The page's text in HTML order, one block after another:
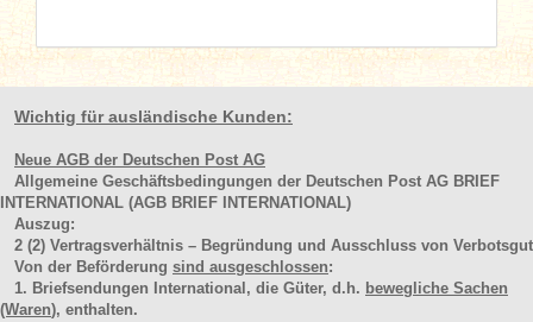
Wichtig für ausländische Kunden:
Neue AGB der Deutschen Post AG
Allgemeine Geschäftsbedingungen der Deutschen Post AG BRIEF
INTERNATIONAL (AGB BRIEF INTERNATIONAL)
Auszug:
2 (2) Vertragsverhältnis – Begründung und Ausschluss von Verbotsgut
Von der Beförderung sind ausgeschlossen:
1. Briefsendungen International, die Güter, d.h. bewegliche Sachen
(Waren), enthalten.